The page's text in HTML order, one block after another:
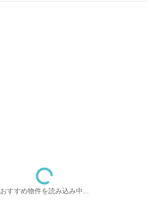
おすすめ物件を読み込み中...